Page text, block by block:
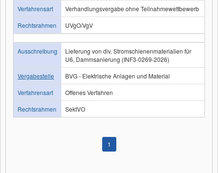
Verfahrensart
Verhandlungsvergabe ohne Teilnahmewettbewerb
Rechtsrahmen
UVgO/VgV
Ausschreibung
Lieferung von div. Stromschienenmaterialien für
U6, Dammsanierung (INF3-0269-2026)
Vergabestelle
BVG - Elektrische Anlagen und Material
Verfahrensart
Offenes Verfahren
Rechtsrahmen
SektVO
1